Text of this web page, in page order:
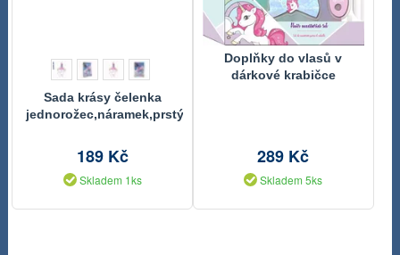
Sada krásy čelenka
jednorožec,náramek,prstýnek
17,5x25x4cm
189 Kč
Skladem 1ks
Doplňky do vlasů v
dárkové krabičce
289 Kč
Skladem 5ks